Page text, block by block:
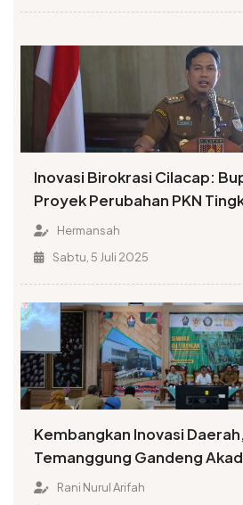
Inovasi Birokrasi Cilacap:
Proyek Perubahan PKN
Hermansah
Sabtu, 5 Juli 2025
Kembangkan Inovasi
Temanggung Gandeng
Rani Nurul Arifah